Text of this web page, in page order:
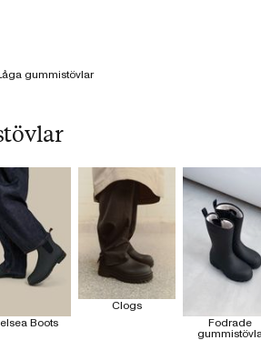
gummistövlar
Boots
Clogs
Fodrade